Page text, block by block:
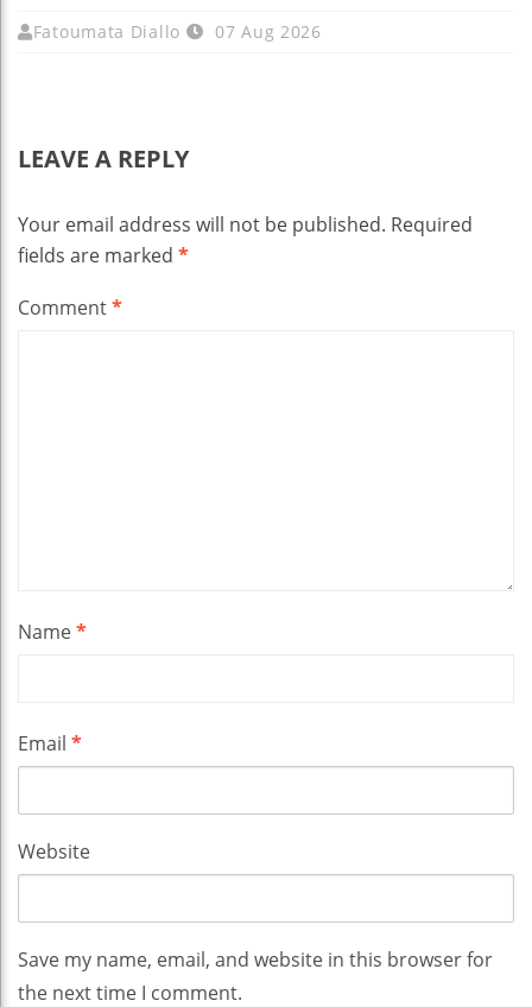
Fatoumata Diallo 07 Aug 2026
LEAVE A REPLY
Your email address will not be published. Required
fields are marked *
Comment*
Name*
Email *
Website
Save my name, email, and website in this browser for
the next time I comment.